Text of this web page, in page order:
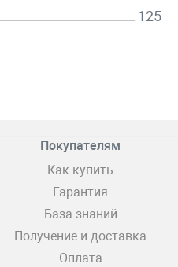
125
Покупателям
Как купить
Гарантия
База знаний
Получение и доставка
Оплата